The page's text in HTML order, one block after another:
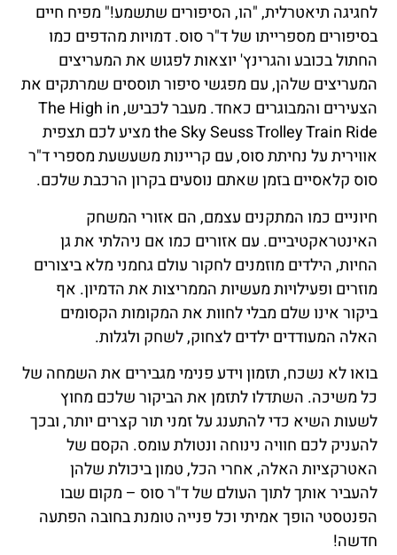
לחגיגה תיאטרלית, "הו, הסיפורים שתשמע!" מפיח חיים
בסיפורים מספרייתו של ד"ר סוס. דמויות מהדפים כמו
החתול בכובע והגרינץ' יוצאות לפגוש את המעריצים
המעריצים שלהן, עם מפגשי סיפור תוססים שמרתקים את
הצעירים והמבוגרים כאחד. מעבר לכביש, The High in
the Sky Seuss Trolley Train Ride מציע לכם תצפית
אווירית על נחיתת סוס, עם קריינות משעשעת מספרי ד"ר
סוס קלאסיים בזמן שאתם נוסעים בקרון הרכבת שלכם.
חיוניים כמו המתקנים עצמם, הם אזורי המשחק
האינטראקטיביים. עם אזורים כמו אם ניהלתי את גן
החיות, הילדים מוזמנים לחקור עולם גחמני מלא ביצורים
מוזרים ופעילויות מעשיות הממריצות את הדמיון. אף
ביקור אינו שלם מבלי לחוות את המקומות הקסומים
האלה המעודדים ילדים לצחוק, לשחק ולגלות.
בואו לא נשכח, תזמון וידע פנימי מגבירים את השמחה של
כל משיכה. השתדלו לתזמן את הביקור שלכם מחוץ
לשעות השיא כדי להתענג על זמני תור קצרים יותר, ובכך
להעניק לכם חוויה נינוחה ונטולת עומס. הקסם של
האטרקציות האלה, אחרי הכל, טמון ביכולת שלהן
להעביר אותך לתוך העולם של ד"ר סוס – מקום שבו
הפנטסטי הופך אמיתי וכל פנייה טומנת בחובה הפתעה
חדשה!